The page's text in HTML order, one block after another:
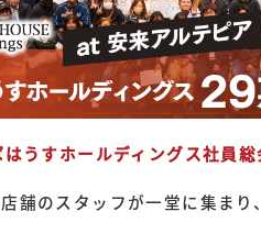
うすホールディングス社員総
舗のスタッフが一堂に集まり、